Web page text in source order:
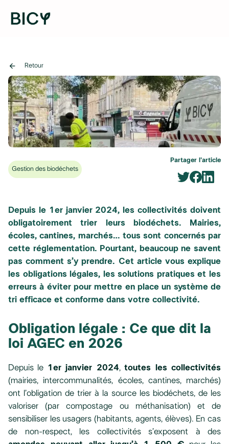
arrow_back Retour
Gestion des biodéchets
Partager l'article
Depuis le 1er janvier 2024, les collectivités doivent
obligatoirement trier leurs biodéchets. Mairies,
écoles, cantines, marchés… tous sont concernés par
cette réglementation. Pourtant, beaucoup ne savent
pas comment s’y prendre. Cet article vous explique
les obligations légales, les solutions pratiques et les
erreurs à éviterpour mettre en place un système de
tri efficace et conforme dans votre collectivité.
Obligation légale : Ce que dit la
loi AGEC en 2026
Depuis le 1er janvier 2024,toutes les collectivités
(mairies, intercommunalités, écoles, cantines, marchés)
ont l’obligation de trier à la source les biodéchets, de les
valoriser (par compostage ou méthanisation) et de
sensibiliser les usagers (habitants, agents, élèves). En cas
de non-respect, les collectivités s’exposent à des